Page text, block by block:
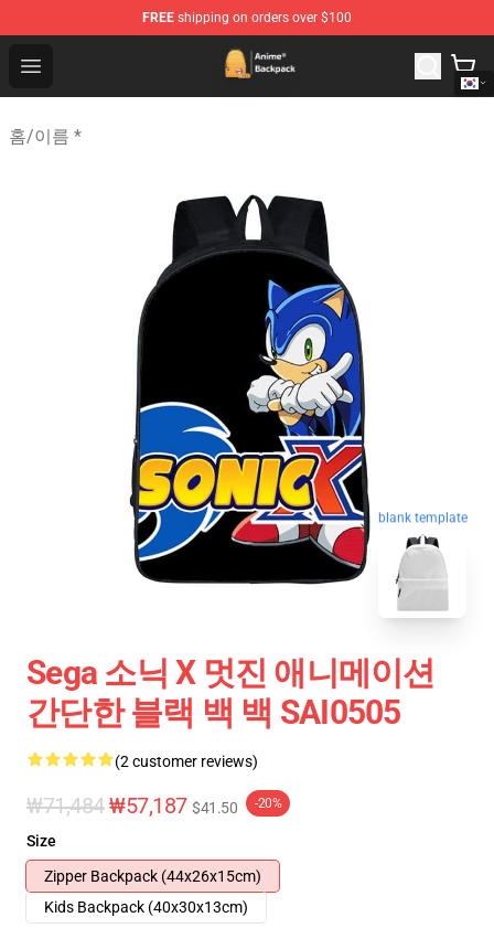
FREE shipping on orders over $100
Open menu
Anime Backpack Shop - Official Anime Backpack Store
홈/이름 *
blank template
Sega 소닉 X 멋진 애니메이션
간단한 블랙 백 백 SAI0505
(2 customer reviews)
₩71,484₩57,187 $41.50 -20%
Size
Zipper Backpack (44x26x15cm)
Kids Backpack (40x30x13cm)